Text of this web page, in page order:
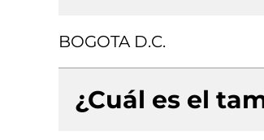
BOGOTA D.C.
¿Cuál es el